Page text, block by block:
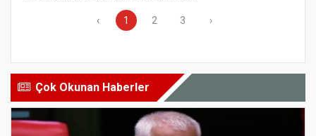
‹ 1 2 3 ›
Çok Okunan Haberler